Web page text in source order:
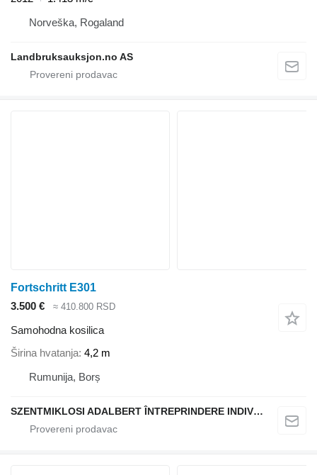
Norveška, Rogaland
Landbruksauksjon.no AS
Fortschritt E301
3.500 €
≈ 410.800 RSD
Samohodna kosilica
Širina hvatanja 4,2 m
Rumunija, Borș
SZENTMIKLOSI ADALBERT ÎNTREPRINDERE INDIVIDUALĂ